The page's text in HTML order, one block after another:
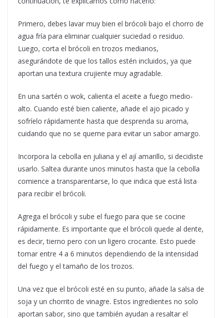
Primero, debes lavar muy bien el brócoli bajo el chorro de
agua fría para eliminar cualquier suciedad o residuo.
Luego, corta el brócoli en trozos medianos,
asegurándote de que los tallos estén incluidos, ya que
aportan una textura crujiente muy agradable.
En una sartén o wok, calienta el aceite a fuego medio-
alto. Cuando esté bien caliente, añade el ajo picado y
sofríelo rápidamente hasta que desprenda su aroma,
cuidando que no se queme para evitar un sabor amargo.
Incorpora la cebolla en juliana y el ají amarillo, si decidiste
usarlo. Saltea durante unos minutos hasta que la cebolla
comience a transparentarse, lo que indica que está lista
para recibir el brócoli.
Agrega el brócoli y sube el fuego para que se cocine
rápidamente. Es importante que el brócoli quede al dente,
es decir, tierno pero con un ligero crocante. Esto puede
tomar entre 4 a 6 minutos dependiendo de la intensidad
del fuego y el tamaño de los trozos.
Una vez que el brócoli esté en su punto, añade la salsa de
soja y un chorrito de vinagre. Estos ingredientes no solo
aportan sabor, sino que también ayudan a resaltar el